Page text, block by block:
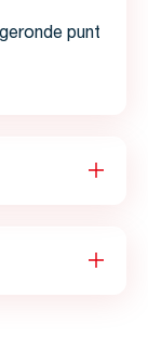
punt